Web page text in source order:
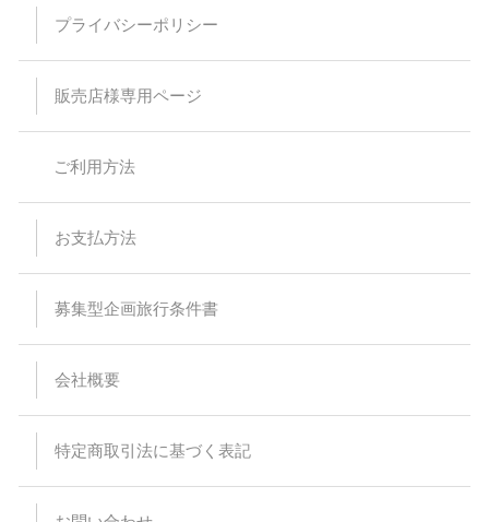
乳児（0～1歳）の方はバス乗車中のシートベルト着用が困難な
予約時の集客状況によりご希望の乗下車地をお取りすることが
特に記載のない限り、バス車内にトイレはついておりません。
バスの乗車運賃は予告なく変更になる場合があります。予約受
付後または旅行代金をお支払い頂いた後に運賃が変更された場
ちすることは出来ません。停留所または集合場所に時間までに
お見えにならない場合でもバス乗務員及び受付係員からのご連
場所にて停留所の案内を致します。尚、受付を済ませた後でも
来ません。
ので、予めご了承ください。
より予定通り運行できない場合がございます。また、その為に
れませんので予めご了承ください。
バスのトランクに預けれる荷物は三辺（タテ・ヨコ・高さ）の
プライバシーポリシー
販売店様専用ページ
ご利用方法
お支払方法
募集型企画旅行条件書
会社概要
特定商取引法に基づく表記